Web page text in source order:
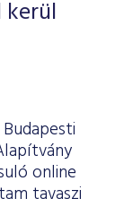
online
tavaszi